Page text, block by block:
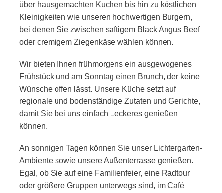
über hausgemachten Kuchen bis hin zu köstlichen
Kleinigkeiten wie unseren hochwertigen Burgern,
bei denen Sie zwischen saftigem Black Angus Beef
oder cremigem Ziegenkäse wählen können.
Wir bieten Ihnen frühmorgens ein ausgewogenes
Frühstück und am Sonntag einen Brunch, der keine
Wünsche offen lässt. Unsere Küche setzt auf
regionale und bodenständige Zutaten und Gerichte,
damit Sie bei uns einfach Leckeres genießen
können.
An sonnigen Tagen können Sie unser Lichtergarten-
Ambiente sowie unsere Außenterrasse genießen.
Egal, ob Sie auf eine Familienfeier, eine Radtour
oder größere Gruppen unterwegs sind, im Café